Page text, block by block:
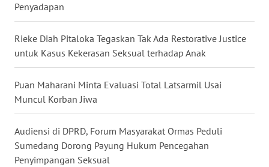
Penyadapan
Rieke Diah Pitaloka Tegaskan Tak Ada Restorative Justice
untuk Kasus Kekerasan Seksual terhadap Anak
Puan Maharani Minta Evaluasi Total Latsarmil Usai
Muncul Korban Jiwa
Audiensi di DPRD, Forum Masyarakat Ormas Peduli
Sumedang Dorong Payung Hukum Pencegahan
Penyimpangan Seksual
WN
KALTENG
WN
KALTARA
WN
KALSEL
WN
KALTIM